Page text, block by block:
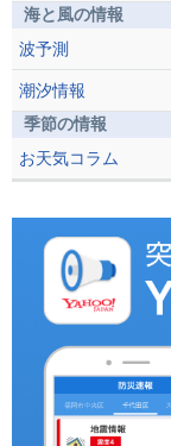
海と風の情報
波予測
潮汐情報
季節の情報
お天気コラム